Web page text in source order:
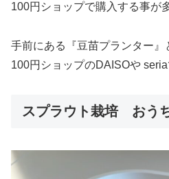
100円ショップで購入する事が
手前にある『豆苗プランター
100円ショップのDAISOや
スプラウト栽培 おう